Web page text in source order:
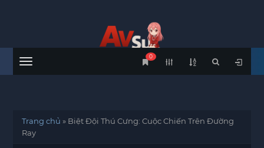
Menu
0
Trang chủ » Biệt Đội Thú Cưng: Cuộc Chiến Trên Đường
Ray